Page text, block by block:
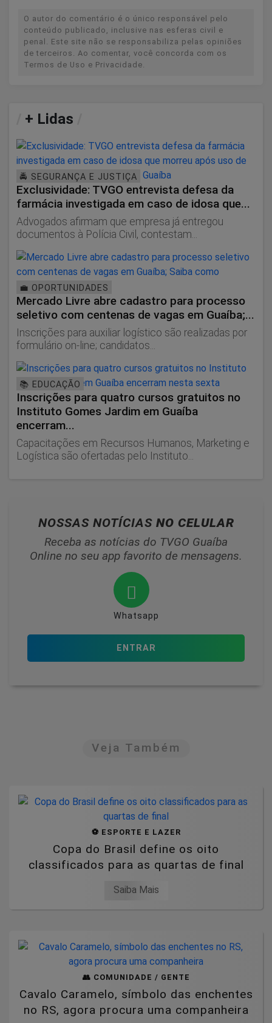
O autor do comentário é o único responsável pelo
conteúdo publicado, inclusive nas esferas civil e
penal. Este site não se responsabiliza pelas opiniões
de terceiros. Ao comentar, você concorda com os
Termos de Uso e Privacidade.
+ Lidas
🚔 SEGURANÇA E JUSTIÇA
Exclusividade: TVGO entrevista defesa da
farmácia investigada em caso de idosa que...
Advogados afirmam que empresa já entregou
documentos à Polícia Civil, contestam...
💼 OPORTUNIDADES
Mercado Livre abre cadastro para processo
seletivo com centenas de vagas em Guaíba;...
Inscrições para auxiliar logístico são realizadas por
formulário on-line; candidatos...
📚 EDUCAÇÃO
Inscrições para quatro cursos gratuitos no
Instituto Gomes Jardim em Guaíba
encerram...
Capacitações em Recursos Humanos, Marketing e
Logística são ofertadas pelo Instituto...
NOSSAS NOTÍCIAS NO CELULAR
Receba as notícias do TVGO Guaíba
Online no seu app favorito de mensagens.
Whatsapp
ENTRAR
Veja Também
⚽ ESPORTE E LAZER
Copa do Brasil define os oito
classificados para as quartas de final
Saiba Mais
👥 COMUNIDADE / GENTE
Cavalo Caramelo, símbolo das enchentes
no RS, agora procura uma companheira